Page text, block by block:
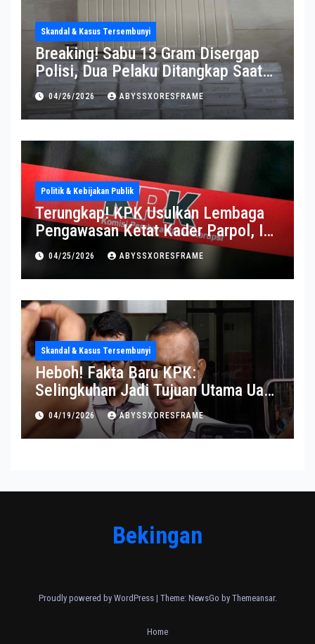
Skandal & Kasus Tersembunyi
Breaking! Sabu 13 Gram Disergap
Polisi, Dua Pelaku Ditangkap Saat
Operasi Berlangsung Di Tempat
04/26/2026 ABYSSXORESFRAME
Politik & Kebijakan Publik
Terungkap! KPK Usulkan Lembaga
Pengawasan Ketat Kader Parpol, Ini
Alasannya
04/25/2026 ABYSSXORESFRAME
Skandal & Kasus Tersembunyi
Heboh! Fakta Baru KPK:
Selingkuhan Jadi Tujuan Utama Uang
Korupsi
04/19/2026 ABYSSXORESFRAME
Bekingan
Proudly powered by WordPress | Theme: NewsGo by Themeansar.
Home